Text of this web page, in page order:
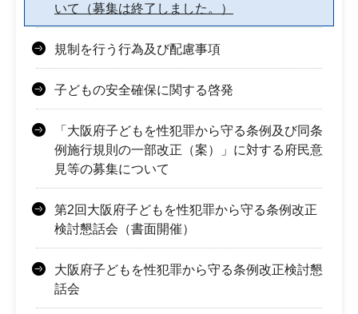
いて（募集は終了しました。）
規制を行う行為及び配慮事項
子どもの安全確保に関する啓発
「大阪府子どもを性犯罪から守る条例及び同条
例施行規則の一部改正（案）」に対する府民意
見等の募集について
第2回大阪府子どもを性犯罪から守る条例改正
検討懇話会（書面開催）
大阪府子どもを性犯罪から守る条例改正検討懇
話会